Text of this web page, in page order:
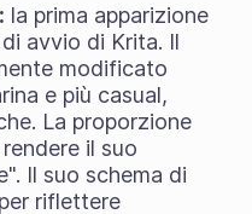
la prima apparizione
avvio di Krita. Il
modificato
e più casual,
La proporzione
il suo
Il suo schema di
riflettere